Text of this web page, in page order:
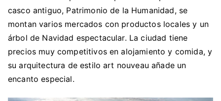
casco antiguo, Patrimonio de la Humanidad, se
montan varios mercados con productos locales y un
árbol de Navidad espectacular. La ciudad tiene
precios muy competitivos en alojamiento y comida, y
su arquitectura de estilo art nouveau añade un
encanto especial.